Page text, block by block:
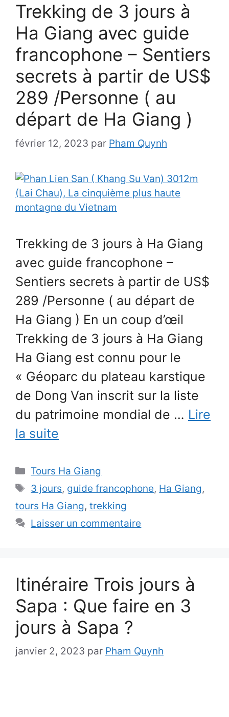
Trekking de 3 jours à
Ha Giang avec guide
francophone – Sentiers
secrets à partir de US$
289 /Personne ( au
départ de Ha Giang )
février 12, 2023 par Pham Quynh
Trekking de 3 jours à Ha Giang
avec guide francophone –
Sentiers secrets à partir de US$
289 /Personne ( au départ de
Ha Giang ) En un coup d’œil
Trekking de 3 jours à Ha Giang
Ha Giang est connu pour le
« Géoparc du plateau karstique
de Dong Van inscrit sur la liste
du patrimoine mondial de … Lire
la suite
Catégories
Tours Ha Giang
Étiquettes
3 jours, guide francophone, Ha Giang,
tours Ha Giang, trekking
Laisser un commentaire
Itinéraire Trois jours à
Sapa : Que faire en 3
jours à Sapa ?
janvier 2, 2023 par Pham Quynh